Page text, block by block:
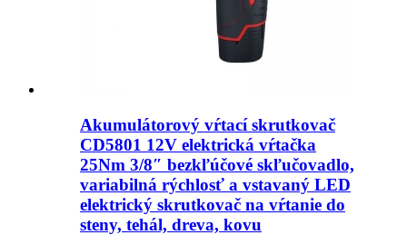
Akumulátorový vŕtací skrutkovač
CD5801 12V elektrická vŕtačka
25Nm 3/8″ bezkľúčové skľučovadlo,
variabilná rýchlosť a vstavaný LED
elektrický skrutkovač na vŕtanie do
steny, tehál, dreva, kovu